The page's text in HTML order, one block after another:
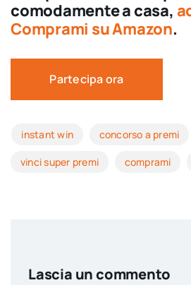
comodamente a casa,
Comprami su Amazon.
Partecipa ora
instant win concorso a premi
vinci super premi comprami
Lascia un commento